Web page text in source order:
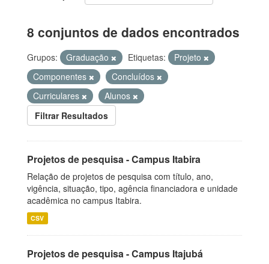
8 conjuntos de dados encontrados
Grupos: Graduação Etiquetas:
Projeto
Componentes
Concluídos
Curriculares
Alunos
Filtrar Resultados
Projetos de pesquisa - Campus Itabira
Relação de projetos de pesquisa com título, ano,
vigência, situação, tipo, agência financiadora e unidade
acadêmica no campus Itabira.
CSV
Projetos de pesquisa - Campus Itajubá